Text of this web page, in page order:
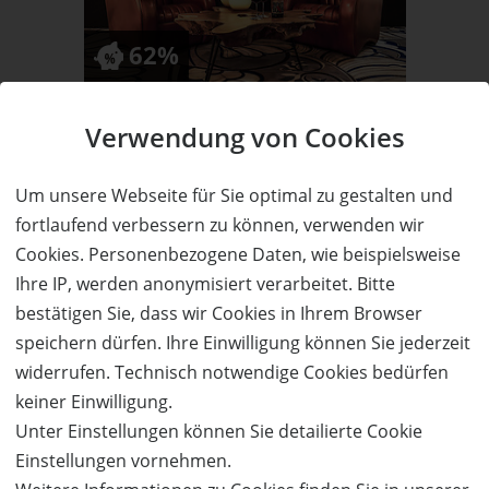
Verwendung von Cookies
Um unsere Webseite für Sie optimal zu gestalten und
fortlaufend verbessern zu können, verwenden wir
Cookies. Personenbezogene Daten, wie beispielsweise
Ihre IP, werden anonymisiert verarbeitet. Bitte
bestätigen Sie, dass wir Cookies in Ihrem Browser
speichern dürfen. Ihre Einwilligung können Sie jederzeit
widerrufen. Technisch notwendige Cookies bedürfen
keiner Einwilligung.
Unter Einstellungen können Sie detailierte Cookie
Einstellungen vornehmen.
62%
WEITERE DETAILS JETZT BESTELLEN
Das Aunhamer - Suite & Spa
5 Übernachtungen für 2 Personen
in einer Suite zum halben Preis!
Adults only!
58%
Verfügbar: Versand: